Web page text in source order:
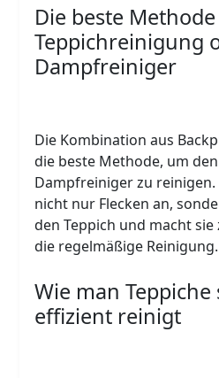
Die beste
Teppichreinigung
Dampfreiniger
Die Kombination aus
die beste Methode, um
Dampfreiniger zu
nicht nur Flecken an,
den Teppich und macht
die regelmäßige Reinigung.
Wie man
effizient reinigt